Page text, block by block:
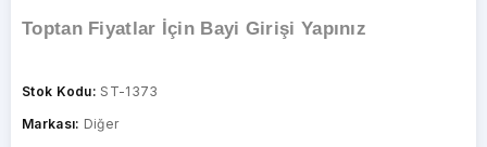
Toptan Fiyatlar İçin Bayi Girişi Yapınız
Stok Kodu: ST-1373
Markası: Diğer